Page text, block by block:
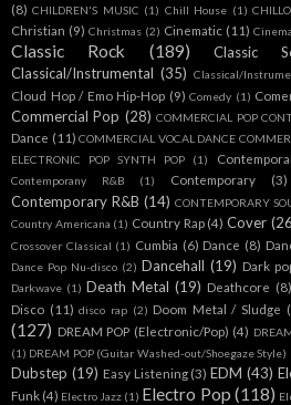
(8) CHILDREN'S MUSIC (1) Chill House (1)
Christian (9) Christmas (2) Cinematic (11)
Classic Rock (189) Classic
Classical/Instrumental (35) Classical/
Cloud Hop / Emo Hip-Hop (9) Comedy (1)
Commercial Pop (28) COMMERCIAL POP
Dance (11) COMMERCIAL VOCAL DANCE
ELECTRONIC POP SYNTH POP
(1)
Contemporany R&B (1) Contemporary (3)
Contemporary R&B (14) CONTEMPORARY
Country Americana (1) Country Rap (4) Cover
Crossover Classical (1) Cumbia (6) Dance (8)
Dance Pop Nu-disco (2) Dancehall (19) Dark
Darkwave (1) Death Metal (19) Deathcore (8)
Disco (11) disco rap (2) Doom Metal / Sludge
(127) DREAM POP (Electronic/Pop) (4)
(1) DREAM POP (Guitar Washed-out/Shoegaze Style)
Dubstep (19) Easy Listening (3) EDM (43)
Funk (4) Electro Jazz (1) Electro Pop (118)